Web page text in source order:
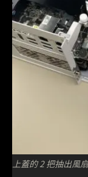
上蓋的 2 把抽出風